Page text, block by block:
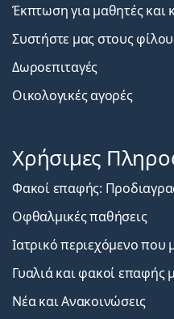
Έκπτωση για μαθητές και
Συστήστε μας στους
Δωροεπιταγές
Οικολογικές αγορές
Χρήσιμες
Φακοί επαφής:
Οφθαλμικές παθήσεις
Ιατρικό περιεχόμενο που
Γυαλιά και φακοί
Νέα και Ανακοινώσεις